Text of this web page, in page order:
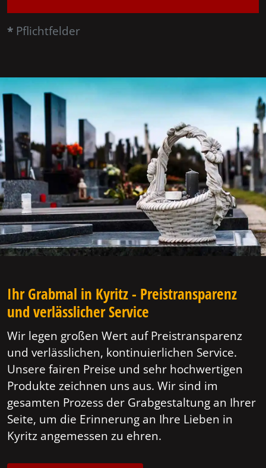
* Pflichtfelder
Ihr Grabmal in Kyritz - Preistransparenz
und verlässlicher Service
Wir legen großen Wert auf Preistransparenz
und verlässlichen, kontinuierlichen Service.
Unsere fairen Preise und sehr hochwertigen
Produkte zeichnen uns aus. Wir sind im
gesamten Prozess der Grabgestaltung an Ihrer
Seite, um die Erinnerung an Ihre Lieben in
Kyritz angemessen zu ehren.